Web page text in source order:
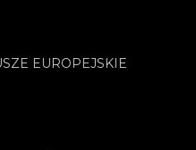
EUROPEJSKIE